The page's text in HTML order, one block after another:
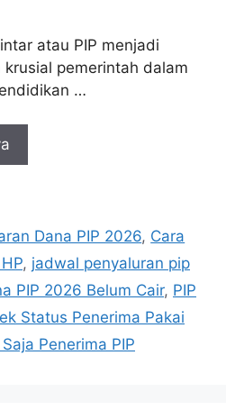
atau PIP menjadi
pemerintah dalam
…
Dana PIP 2026, Cara
, jadwal penyaluran pip
PIP 2026 Belum Cair, PIP
Status Penerima Pakai
Penerima PIP